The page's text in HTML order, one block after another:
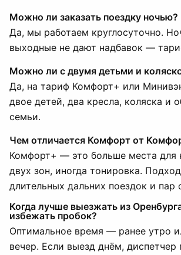
Можно ли заказать поездку ночью?
Да, мы работаем круглосуточно.
выходные не дают надбавок —
Можно ли с двумя детьми и
Да, на тариф Комфорт+ или
двое детей, два кресла, коляска и
семьи.
Чем отличается Комфорт от
Комфорт+ — это больше места для
двух зон, иногда тонировка.
длительных дальних поездок и пар
Когда лучше выезжать из
избежать пробок?
Оптимальное время — ранее утро
вечер. Если выезд днём, диспетчер